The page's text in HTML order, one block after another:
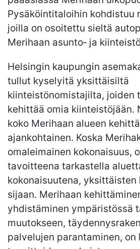
Pysäköintitaloihin kohdistuu
joilla on osoitettu sieltä
Merihaan asunto‐ ja
Helsingin kaupungin
tullut kyselyitä yksittäisiltä
kiinteistönomistajilta, joiden
kehittää omia kiinteistöjään.
koko Merihaan alueen
ajankohtainen. Koska
omaleimainen kokonaisuus,
tavoitteena tarkastella
kokonaisuutena, yksittäisten
sijaan. Merihaan
yhdistäminen ympäristössä
muutokseen,
palvelujen parantaminen, on